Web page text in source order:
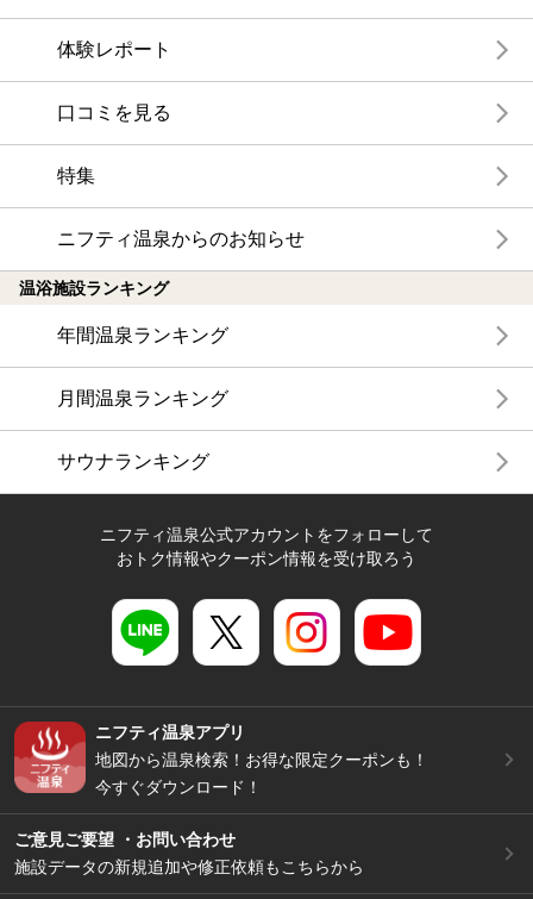
体験レポート
口コミを見る
特集
ニフティ温泉からのお知らせ
温浴施設ランキング
年間温泉ランキング
月間温泉ランキング
サウナランキング
ニフティ温泉公式アカウントをフォローして
おトク情報やクーポン情報を受け取ろう
ニフティ温泉アプリ
地図から温泉検索！お得な限定クーポンも！
今すぐダウンロード！
ご意見ご要望 ・お問い合わせ
施設データの新規追加や修正依頼もこちらから